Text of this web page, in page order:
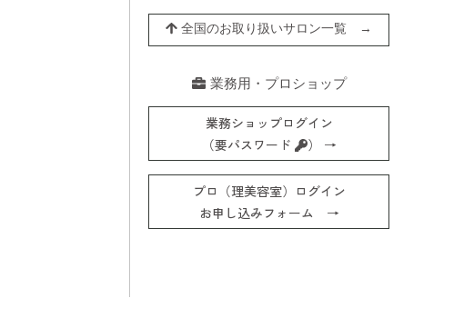
全国のお取り扱いサロン一覧 →
業務用・プロショップ
業務ショップログイン
（要パスワード
） →
プロ（理美容室）ログイン
お申し込みフォーム →